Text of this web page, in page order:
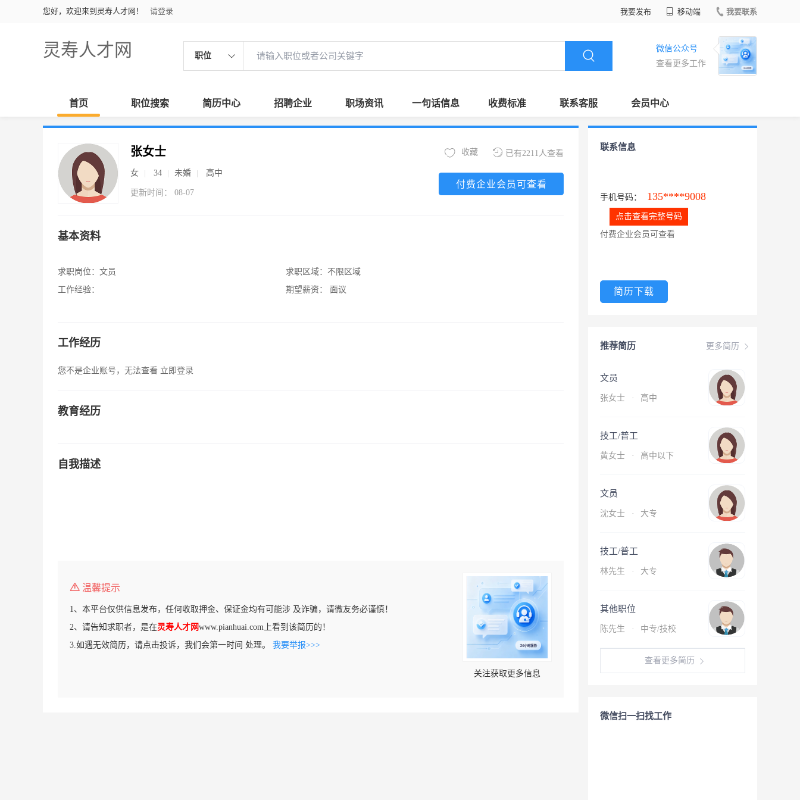
您好，欢迎来到灵寿人才网！ 请登录 我要发布 移动端 我要联系
灵寿人才网 职位
微信公众号
查看更多工作
首页 职位搜索 简历中心 招聘企业 职场资讯 一句话信息 收费标准 联系客服 会员中心
张女士
女 34 未婚 高中
更新时间： 08-07
已有2211人查看
收藏
付费企业会员可查看
基本资料
求职岗位： 文员
工作经验：
求职区域： 不限区域
期望薪资：
面议
工作经历
您不是企业账号，无法查看 立即登录
教育经历
自我描述
温馨提示
1、本平台仅供信息发布，任何收取押金、保证金均有可能涉 及诈骗，请微友务必谨慎！
2、请告知求职者，是在灵寿人才网www.pianhuai.com上看到该简历的！
3.如遇无效简历，请点击投诉，我们会第一时间 处理。 我要举报>>>
关注获取更多信息
联系信息
手机号码： 135****9008
点击查看完整号码
付费企业会员可查看
简历下载
更多简历
推荐简历
文员
张女士 · 高中
技工/普工
黄女士 · 高中以下
文员
沈女士 · 大专
技工/普工
林先生 · 大专
其他职位
陈先生 · 中专/技校
查看更多简历
微信扫一扫找工作